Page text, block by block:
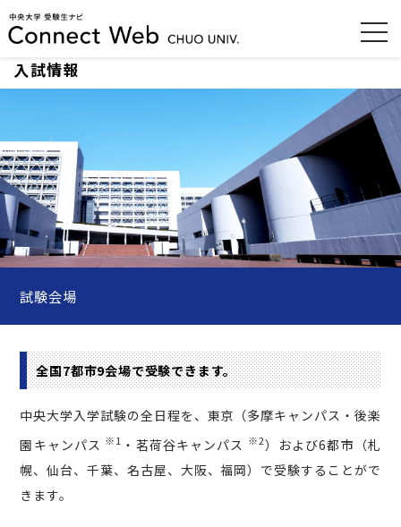
入試情報
試験会場
全国7都市9会場で受験できます。
中央大学入学試験の全日程を、東京（多摩キャンパス・後楽
園キャンパス ※1 ・茗荷谷キャンパス ※2）および6都市（札
幌、仙台、千葉、名古屋、大阪、福岡）で受験することがで
きます。